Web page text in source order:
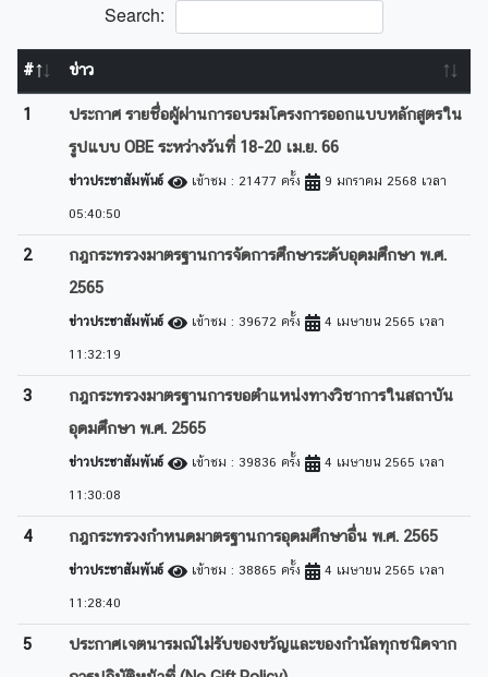
Search:
#
ข่าว
1
ประกาศ รายชื่อผู้ผ่านการอบรมโครงการออกแบบหลักสูตรใน
รูปแบบ OBE ระหว่างวันที่ 18-20 เม.ย. 66
ข่าวประชาสัมพันธ์ เข้าชม : 21477 ครั้ง
9 มกราคม 2568 เวลา
05:40:50
2
กฎกระทรวงมาตรฐานการจัดการศึกษาระดับอุดมศึกษา พ.ศ.
2565
ข่าวประชาสัมพันธ์ เข้าชม : 39672 ครั้ง
4 เมษายน 2565 เวลา
11:32:19
3
กฎกระทรวงมาตรฐานการขอตำแหน่งทางวิชาการในสถาบัน
อุดมศึกษา พ.ศ. 2565
ข่าวประชาสัมพันธ์ เข้าชม : 39836 ครั้ง
4 เมษายน 2565 เวลา
11:30:08
4 กฎกระทรวงกำหนดมาตรฐานการอุดมศึกษาอื่น พ.ศ. 2565
ข่าวประชาสัมพันธ์ เข้าชม : 38865 ครั้ง
4 เมษายน 2565 เวลา
11:28:40
5
ประกาศเจตนารมณ์ไม่รับของขวัญและของกำนัลทุกชนิดจาก